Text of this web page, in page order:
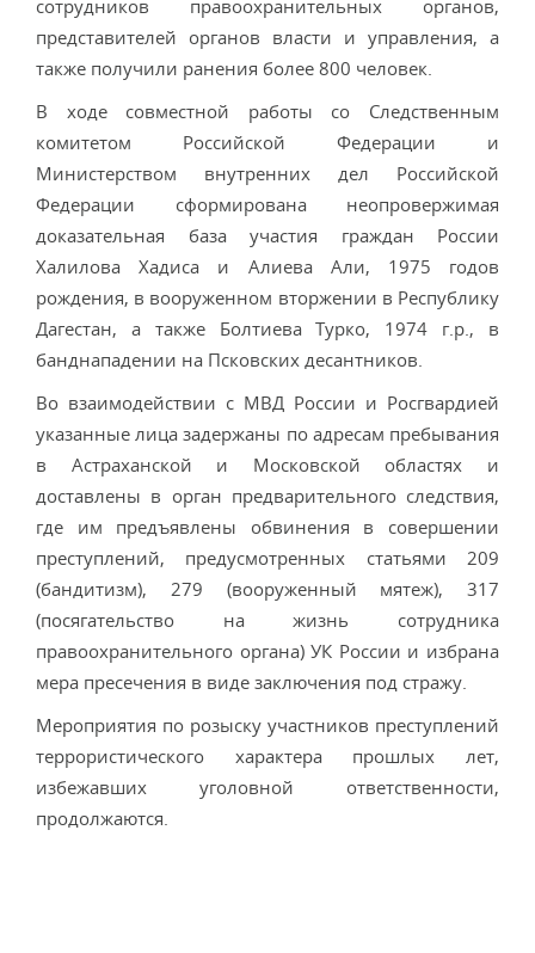
сотрудников правоохранительных органов,
представителей органов власти и управления, а
также получили ранения более 800 человек.
В ходе совместной работы со Следственным
комитетом Российской Федерации и
Министерством внутренних дел Российской
Федерации сформирована неопровержимая
доказательная база участия граждан России
Халилова Хадиса и Алиева Али, 1975 годов
рождения, в вооруженном вторжении в Республику
Дагестан, а также Болтиева Турко, 1974 г.р., в
банднападении на Псковских десантников.
Во взаимодействии с МВД России и Росгвардией
указанные лица задержаны по адресам пребывания
в Астраханской и Московской областях и
доставлены в орган предварительного следствия,
где им предъявлены обвинения в совершении
преступлений, предусмотренных статьями 209
(бандитизм), 279 (вооруженный мятеж), 317
(посягательство на жизнь сотрудника
правоохранительного органа) УК России и избрана
мера пресечения в виде заключения под стражу.
Мероприятия по розыску участников преступлений
террористического характера прошлых лет,
избежавших уголовной ответственности,
продолжаются.